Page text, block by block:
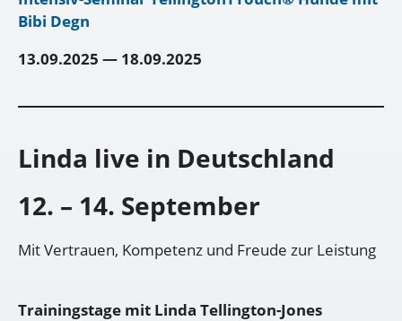
Bibi Degn
13.09.2025 — 18.09.2025
Linda live in Deutschland
12. – 14. September
Mit Vertrauen, Kompetenz und Freude zur Leistung
Trainingstage mit Linda Tellington-Jones